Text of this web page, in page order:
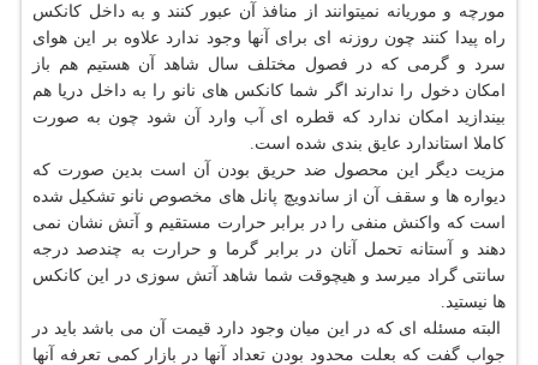
مورچه و موریانه نمیتوانند از منافذ آن عبور کنند و به داخل کانکس
راه پیدا کنند چون روزنه ای برای آنها وجود ندارد علاوه بر این هوای
سرد و گرمی که در فصول مختلف سال شاهد آن هستیم هم باز
امکان دخول را ندارند اگر شما کانکس های نانو را به داخل دریا هم
بیندازید امکان ندارد که قطره ای آب وارد آن شود چون به صورت
کاملا استاندارد عایق بندی شده است.
مزیت دیگر این محصول ضد حریق بودن آن است بدین صورت که
دیواره ها و سقف آن از ساندویچ پانل های مخصوص نانو تشکیل شده
است که واکنش منفی را در برابر حرارت مستقیم و آتش نشان نمی
دهند و آستانه تحمل آنان در برابر گرما و حرارت به چندصد درجه
سانتی گراد میرسد و هیچوقت شما شاهد آتش سوزی در این کانکس
ها نیستید.
البته مسئله ای که در این میان وجود دارد قیمت آن می باشد باید در
جواب گفت که بعلت محدود بودن تعداد آنها در بازار کمی تعرفه آنها